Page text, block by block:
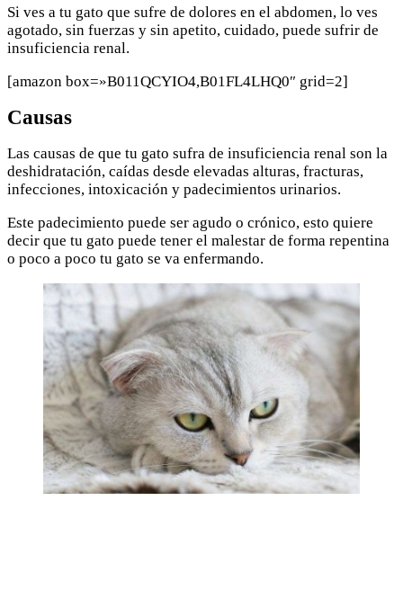
Si ves a tu gato que sufre de dolores en el abdomen, lo ves
agotado, sin fuerzas y sin apetito, cuidado, puede sufrir de
insuficiencia renal.
[amazon box=»B011QCYIO4,B01FL4LHQ0″ grid=2]
Causas
Las causas de que tu gato sufra de insuficiencia renal son la
deshidratación, caídas desde elevadas alturas, fracturas,
infecciones, intoxicación y padecimientos urinarios.
Este padecimiento puede ser agudo o crónico, esto quiere
decir que tu gato puede tener el malestar de forma repentina
o poco a poco tu gato se va enfermando.